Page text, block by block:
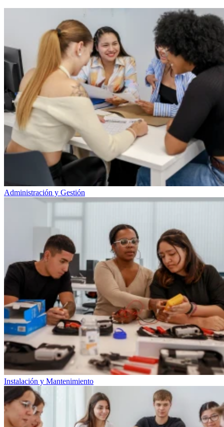
Administración y Gestión
Instalación y Mantenimiento